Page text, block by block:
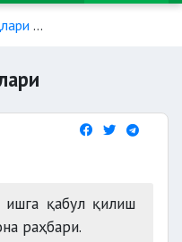
қабул қилиш
раҳбари.